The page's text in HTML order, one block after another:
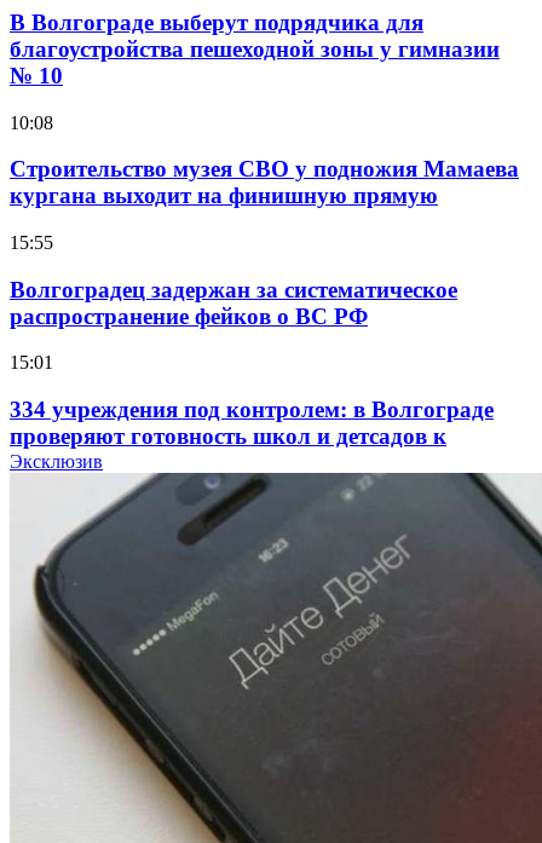
В Волгограде выберут подрядчика для
благоустройства пешеходной зоны у гимназии
№ 10
10:08
Строительство музея СВО у подножия Мамаева
кургана выходит на финишную прямую
15:55
Волгоградец задержан за систематическое
распространение фейков о ВС РФ
15:01
334 учреждения под контролем: в Волгограде
проверяют готовность школ и детсадов к
учебному году
Покушение на убийство в Волгограде: девушка
напала на незнакомую женщину с ножом
12:39
Сладкий праздник в Волгограде: в Центральном
парке прошёл фестиваль „Арбузный переполох“
Волгоградские компании нарастили экспорт:
заключены контракты на 3,6 млн долларов
Эксклюзив